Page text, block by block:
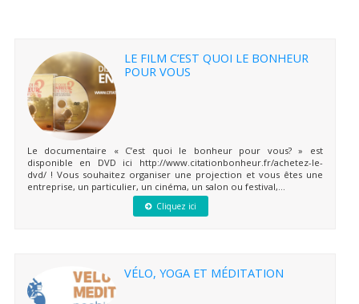
LE FILM C’EST QUOI LE BONHEUR
POUR VOUS
Le documentaire « C’est quoi le bonheur pour vous? » est
disponible en DVD ici http://www.citationbonheur.fr/achetez-le-
dvd/ ! Vous souhaitez organiser une projection et vous êtes une
entreprise, un particulier, un cinéma, un salon ou festival,...
Cliquez ici
VÉLO, YOGA ET MÉDITATION